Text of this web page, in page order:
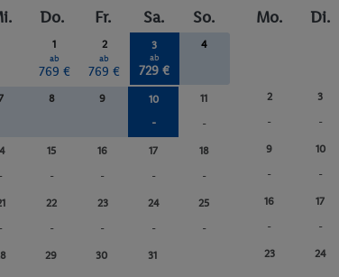
Do. Fr. Sa. So.
1
ab
769 €
2
ab
769 €
3
ab
729 €
4
8 9 10
-
11
-
-
15
-
16
-
17
-
18
-
-
22
-
23
-
24
-
25
-
29 30 31
Mo. Di.
2
-
3
-
9
-
10
-
16
-
17
-
23 24